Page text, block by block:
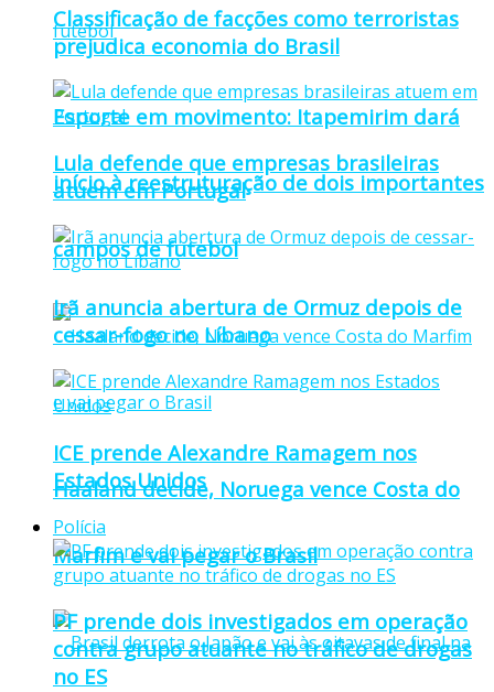
Esporte em movimento: Itapemirim dará
início à reestruturação de dois importantes
campos de futebol
Haaland decide, Noruega vence Costa do
Marfim e vai pegar o Brasil
Classificação de facções como terroristas
prejudica economia do Brasil
Lula defende que empresas brasileiras
atuem em Portugal
Irã anuncia abertura de Ormuz depois de
cessar-fogo no Líbano
ICE prende Alexandre Ramagem nos
Estados Unidos
Polícia
PF prende dois investigados em operação
contra grupo atuante no tráfico de drogas
no ES